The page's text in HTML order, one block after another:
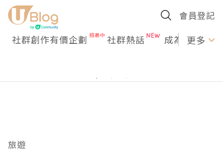
會員登記
社群創作有價企劃 社群熱話 成為U更多
旅遊